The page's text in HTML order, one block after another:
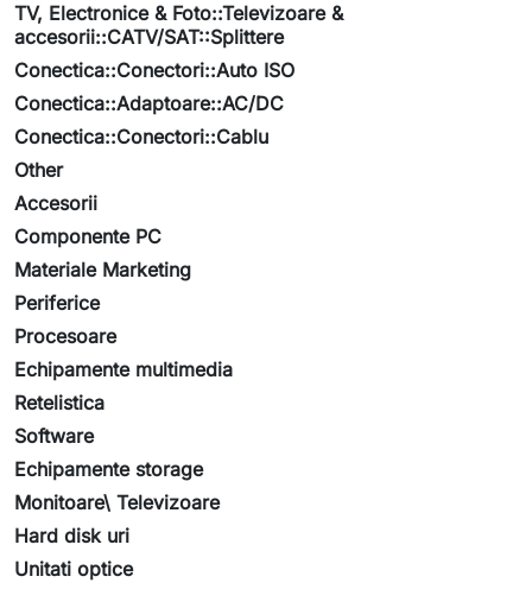
TV, Electronice & Foto::Televizoare &
accesorii::CATV/SAT::Splittere
Conectica::Conectori::Auto ISO
Conectica::Adaptoare::AC/DC
Conectica::Conectori::Cablu
Other
Accesorii
Componente PC
Materiale Marketing
Periferice
Procesoare
Echipamente multimedia
Retelistica
Software
Echipamente storage
Monitoare\ Televizoare
Hard disk uri
Unitati optice